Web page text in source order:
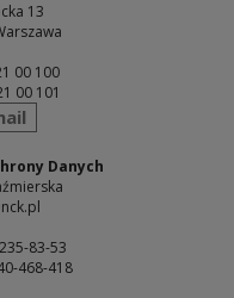
13
00 100
00 101
Danych
83-53
468-418